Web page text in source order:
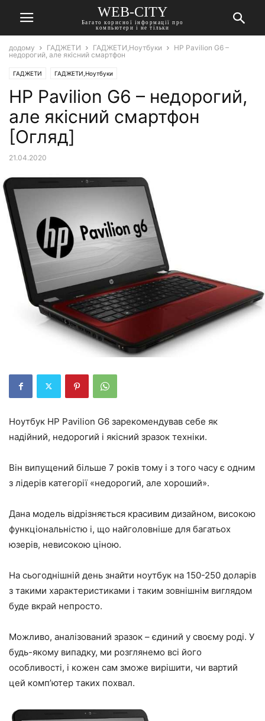
WEB-CITY
Багато корисної інформації про
компьютери і не тільки
додому ГАДЖЕТИ ГАДЖЕТИ,Ноутбуки
HP Pavilion G6 –
недорогий, але якісний смартфон
ГАДЖЕТИ ГАДЖЕТИ,Ноутбуки
HP Pavilion G6 – недорогий,
але якісний смартфон
[Огляд]
21.04.2020
Ноутбук HP Pavilion G6 зарекомендував себе як
надійний, недорогий і якісний зразок техніки.
Він випущений більше 7 років тому і з того часу є одним
з лідерів категорії «недорогий, але хороший».
Дана модель відрізняється красивим дизайном, високою
функціональністю і, що найголовніше для багатьох
юзерів, невисокою ціною.
На сьогоднішній день знайти ноутбук на 150-250 доларів
з такими характеристиками і таким зовнішнім виглядом
буде вкрай непросто.
Можливо, аналізований зразок – єдиний у своєму роді. У
будь-якому випадку, ми розглянемо всі його
особливості, і кожен сам зможе вирішити, чи вартий
цей комп’ютер таких похвал.